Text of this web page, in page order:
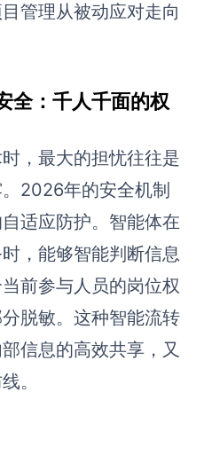
管理从被动应对走向
全：千人千面的权
，最大的担忧往往是
2026年的安全机制
适应防护。智能体在
，能够智能判断信息
前参与人员的岗位权
脱敏。这种智能流转
信息的高效共享，又
。